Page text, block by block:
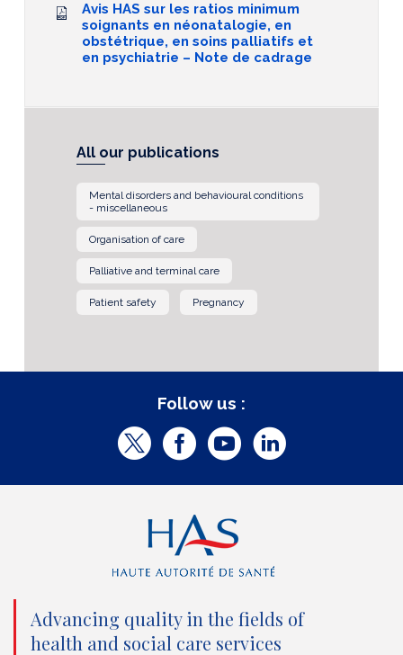
Avis HAS sur les ratios minimum
soignants en néonatalogie, en
obstétrique, en soins palliatifs et
en psychiatrie – Note de cadrage
All our publications
Mental disorders and behavioural conditions
- miscellaneous
Organisation of care
Palliative and terminal care
Patient safety Pregnancy
Follow us :
T
t
t
e
r
F
c
e
b
o
o
Y
u
b
e
L
d
Advancing quality in the fields of
health and social care services